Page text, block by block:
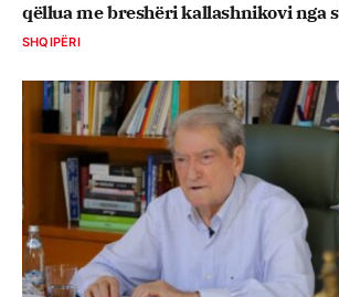
qëllua me breshëri kallashnikovi nga
SHQIPËRI